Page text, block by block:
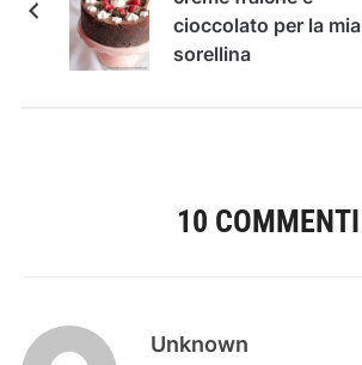
cioccolato per la mia
sorellina
10 COMMENTI
Unknown